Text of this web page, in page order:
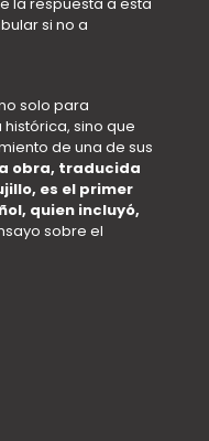
si no a
solo para
sino que
de una de sus
obra, traducida
es el primer
quien incluyó,
sobre el